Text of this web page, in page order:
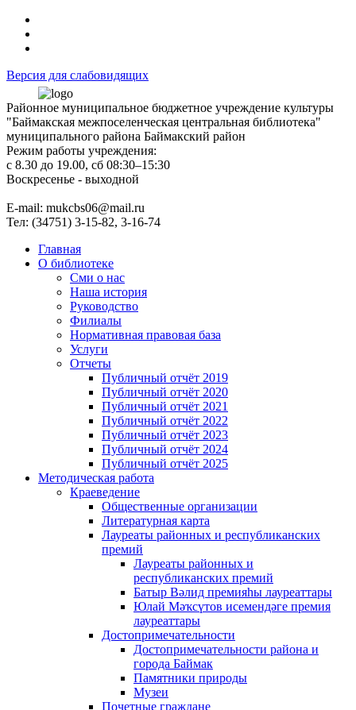
Версия для слабовидящих
Районное муниципальное бюджетное учреждение культуры
"Баймакская межпоселенческая центральная библиотека"
муниципального района Баймакский район
Режим работы учреждения:
с 8.30 до 19.00, сб 08:30–15:30
Воскресенье - выходной
Е-mail: mukcbs06@mail.ru
Тел: (34751) 3-15-82, 3-16-74
Главная
О библиотеке
Сми о нас
Наша история
Руководство
Филиалы
Нормативная правовая база
Услуги
Отчеты
Публичный отчёт 2019
Публичный отчёт 2020
Публичный отчёт 2021
Публичный отчёт 2022
Публичный отчёт 2023
Публичный отчёт 2024
Публичный отчёт 2025
Методическая работа
Краеведение
Общественные организации
Литературная карта
Лауреаты районных и республиканских
премий
Лауреаты районных и
республиканских премий
Батыр Вәлид премияһы лауреаттары
Юлай Мәҡсүтов исемендәге премия
лауреаттары
Достопримечательности
Достопримечательности района и
города Баймак
Памятники природы
Музеи
Почетные граждане